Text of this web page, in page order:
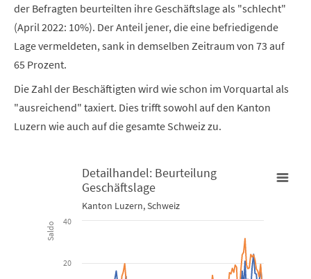
der Befragten beurteilten ihre Geschäftslage als "schlecht"
(April 2022: 10%). Der Anteil jener, die eine befriedigende
Lage vermeldeten, sank in demselben Zeitraum von 73 auf
65 Prozent.
Die Zahl der Beschäftigten wird wie schon im Vorquartal als
"ausreichend" taxiert. Dies trifft sowohl auf den Kanton
Luzern wie auch auf die gesamte Schweiz zu.
Detailhandel: Beurteilung Geschäftslage
Line chart with 2 lines.
Saldo
Detailhandel: Beurteilung
Geschäftslage
Kanton Luzern, Schweiz
20
40